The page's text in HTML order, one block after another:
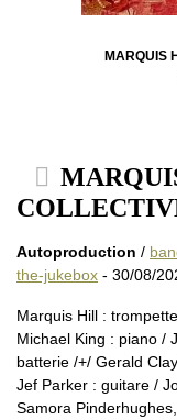
MARQUIS
Autoproduction /
the-jukebox - 30/08/
Marquis Hill :
Michael King : piano /
batterie /+/ Gerald
Jef Parker : guitare /
Samora